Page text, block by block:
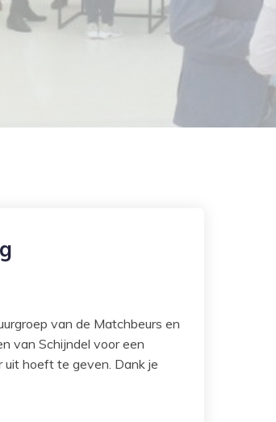
van de Matchbeurs en
van Schijndel voor een
uit hoeft te geven. Dank je